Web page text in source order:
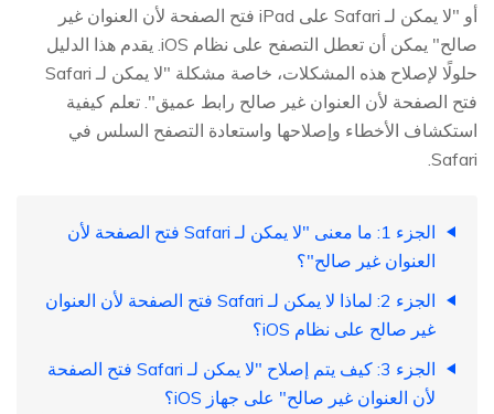
أو "لا يمكن لـ Safari على iPad فتح الصفحة لأن العنوان غير
صالح" يمكن أن تعطل التصفح على نظام iOS. يقدم هذا الدليل
حلولًا لإصلاح هذه المشكلات، خاصة مشكلة "لا يمكن لـ Safari
فتح الصفحة لأن العنوان غير صالح رابط عميق". تعلم كيفية
استكشاف الأخطاء وإصلاحها واستعادة التصفح السلس في
Safari.
الجزء 1: ما معنى "لا يمكن لـ Safari فتح الصفحة لأن
العنوان غير صالح"؟
الجزء 2: لماذا لا يمكن لـ Safari فتح الصفحة لأن العنوان
غير صالح على نظام iOS؟
الجزء 3: كيف يتم إصلاح "لا يمكن لـ Safari فتح الصفحة
لأن العنوان غير صالح" على جهاز iOS؟